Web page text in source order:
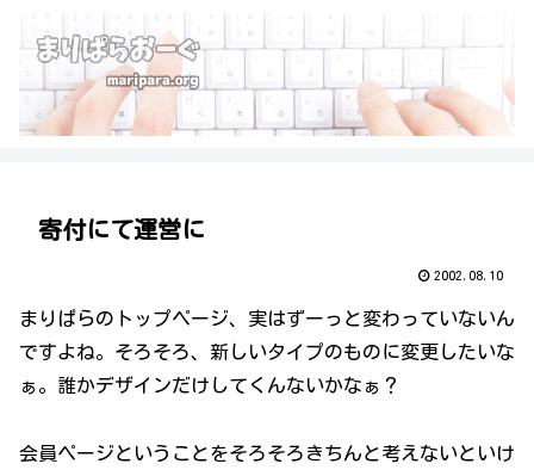
寄付にて運営に
2002.08.10
まりぱらのトップページ、実はずーっと変わっていないん
ですよね。そろそろ、新しいタイプのものに変更したいな
ぁ。誰かデザインだけしてくんないかなぁ？
会員ページということをそろそろきちんと考えないといけ